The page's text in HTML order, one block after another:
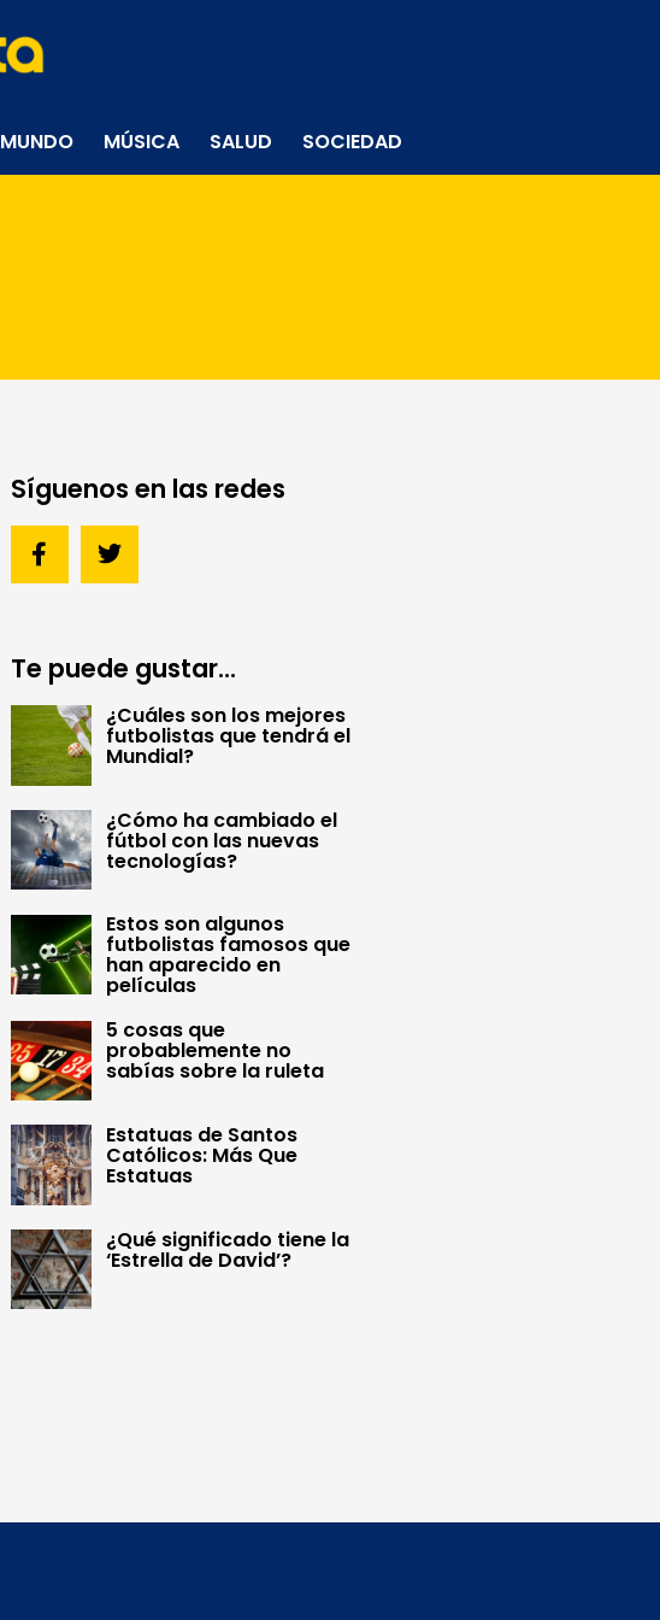
MUNDO MÚSICA SALUD SOCIEDAD
Síguenos en las redes
Te puede gustar...
¿Cuáles son los mejores
futbolistas que tendrá el
Mundial?
¿Cómo ha cambiado el
fútbol con las nuevas
tecnologías?
Estos son algunos
futbolistas famosos que
han aparecido en
películas
5 cosas que
probablemente no
sabías sobre la ruleta
Estatuas de Santos
Católicos: Más Que
Estatuas
¿Qué significado tiene la
‘Estrella de David’?